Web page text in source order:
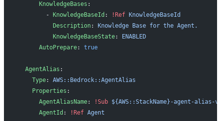
      KnowledgeBases
:
        -
KnowledgeBaseId : !Ref KnowledgeBaseId
          Description
:
Knowledge Base for the Agent.
          KnowledgeBaseState
:
ENABLED
      AutoPrepare
: true
  AgentAlias
:
    Type
: AWS::Bedrock::AgentAlias
    Properties
:
      AgentAliasName
: !Sub ${AWS::StackName}-agent-alias-
      AgentId
: !Ref Agent